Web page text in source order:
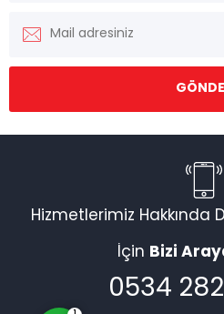
Hizmetlerimiz Hakkında
İçin Bizi
0534
Müşteri Temsilcisi
Cevap Yaz